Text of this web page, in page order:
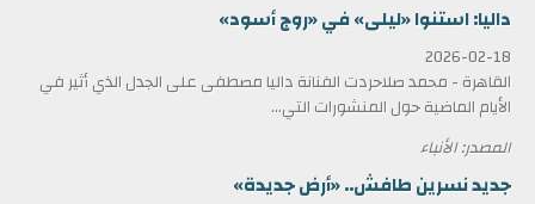
داليا: استنوا «ليلى» في «روج أسود»
2026-02-18
القاهرة - محمد صلاحردت الفنانة داليا مصطفى على الجدل الذي أثير في
الأيام الماضية حول المنشورات التي...
المصدر: الأنباء
جديد نسرين طافش.. «أرض جديدة»